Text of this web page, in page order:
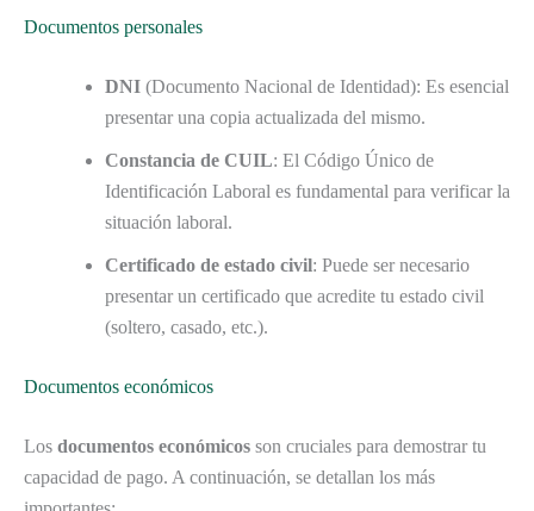
Documentos personales
DNI (Documento Nacional de Identidad): Es esencial
presentar una copia actualizada del mismo.
Constancia de CUIL: El Código Único de
Identificación Laboral es fundamental para verificar la
situación laboral.
Certificado de estado civil: Puede ser necesario
presentar un certificado que acredite tu estado civil
(soltero, casado, etc.).
Documentos económicos
Los documentos económicos son cruciales para demostrar tu
capacidad de pago. A continuación, se detallan los más